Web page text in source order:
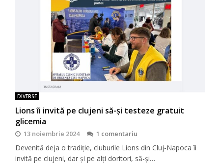
DIVERSE
Lions îi invită pe clujeni să-şi testeze gratuit
glicemia
13 noiembrie 2024 1 comentariu
Devenită deja o tradiţie, cluburile Lions din Cluj-Napoca îi
invită pe clujeni, dar şi pe alţi doritori, să-şi…